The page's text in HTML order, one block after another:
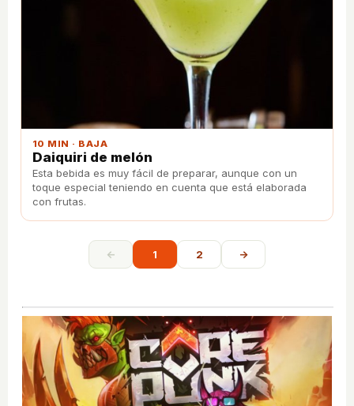
10 MIN · BAJA
Daiquiri de melón
Esta bebida es muy fácil de preparar, aunque con un
toque especial teniendo en cuenta que está elaborada
con frutas.
← 1 2 →